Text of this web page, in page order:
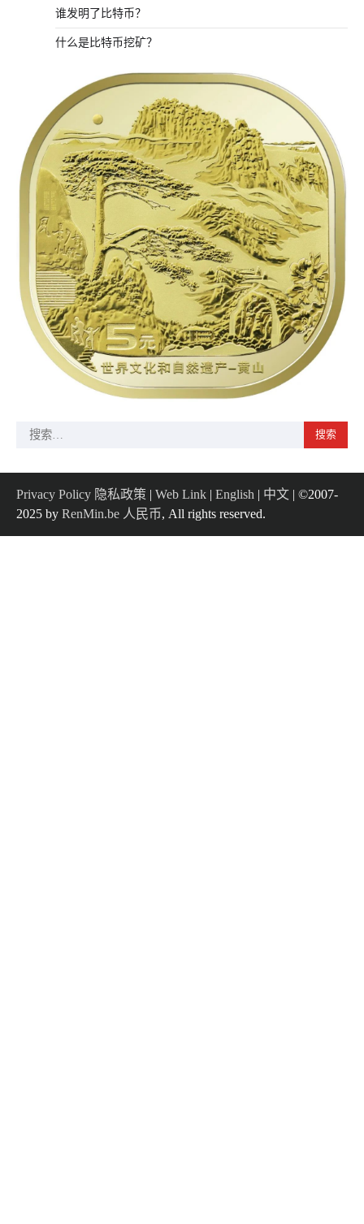
谁发明了比特币？
什么是比特币挖矿？
Privacy Policy 隐私政策 | Web Link | English | 中文 | ©2007-
2025 by RenMin.be 人民币, All rights reserved.